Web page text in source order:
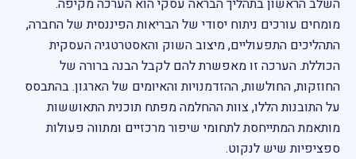
השלב הראשון בתהליך הבראה עסקי הוא הערכה מקיפה.
מומחים עורכים ניתוח יסודי של הבריאות הפיננסית של החברה,
התהליכים התפעוליים, מיצוב השוק והאסטרטגיה העסקית
הכוללת. הערכה זו מאפשרת להם לקבל הבנה ברורה של
החוזקות, החולשות, ההזדמנויות והאיומים של הארגון. בהתבסס
על התובנות הללו, צוות ההחלמה מפתח תוכנית התאוששות
מותאמת המתייחסת לתחומי שיפור מרכזיים ומתווה פעולות
ספציפיות שיש לנקוט.